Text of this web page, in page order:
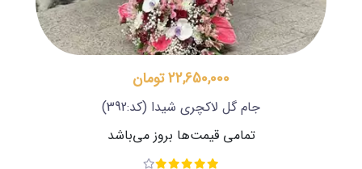
22,650,000 تومان
جام گل لاکچری شیدا (کد:392)
تمامی قیمت‌ها بروز می‌باشد